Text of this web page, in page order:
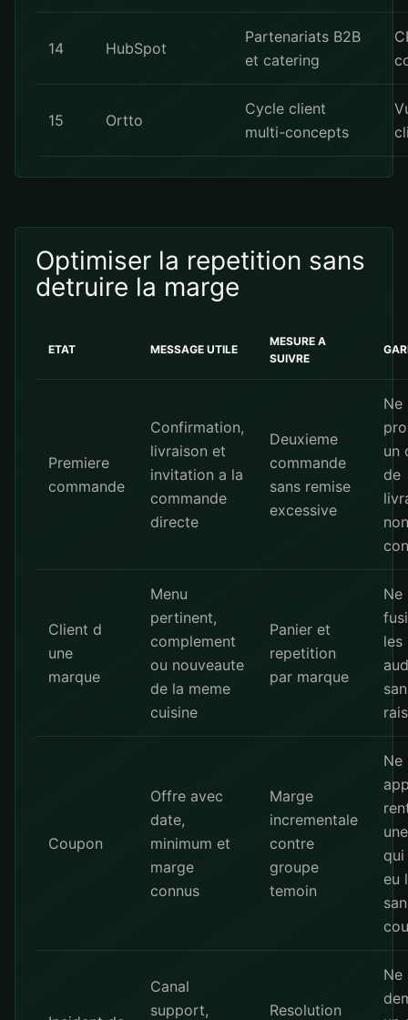
14 HubSpot
Partenariats B2B
et catering
15 Ortto
Cycle client
multi-concepts
Optimiser la repetition sans
detruire la marge
ETAT MESSAGE UTILE
MESURE A
SUIVRE
Premiere
commande
Confirmation,
livraison et
invitation a la
commande
directe
Deuxieme
commande
sans remise
excessive
Ne
un
de
non
Client d
une
marque
Menu
pertinent,
complement
ou nouveaute
de la meme
cuisine
Panier et
repetition
par marque
Ne
les
Coupon
Offre avec
date,
minimum et
marge
connus
Marge
incrementale
contre
groupe
temoin
Ne
eu
Canal
support,
Resolution
Ne